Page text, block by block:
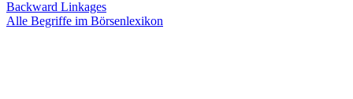
Backward Linkages
Alle Begriffe im Börsenlexikon